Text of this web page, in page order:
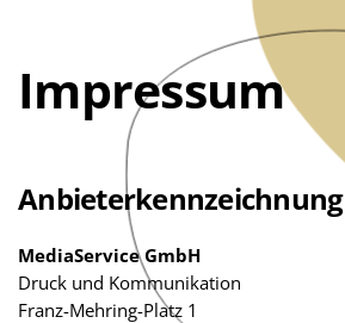
Impressum
Anbieterkennzeichnung
MediaService GmbH
Druck und Kommunikation
Franz-Mehring-Platz 1